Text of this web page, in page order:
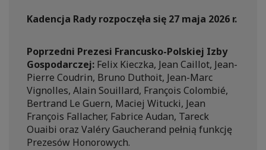
Kadencja Rady rozpoczęła się 27 maja 2026 r.
Poprzedni Prezesi Francusko-Polskiej Izby
Gospodarczej: Felix Kieczka, Jean Caillot, Jean-
Pierre Coudrin, Bruno Duthoit, Jean-Marc
Vignolles, Alain Souillard, François Colombié,
Bertrand Le Guern, Maciej Witucki, Jean
François Fallacher, Fabrice Audan, Tareck
Ouaibi oraz Valéry Gaucherand pełnią funkcję
Prezesów Honorowych.